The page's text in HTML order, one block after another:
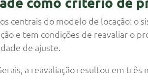
centrais do modelo de locação: o
e tem condições de reavaliar o
de ajuste.
a reavaliação resultou em três